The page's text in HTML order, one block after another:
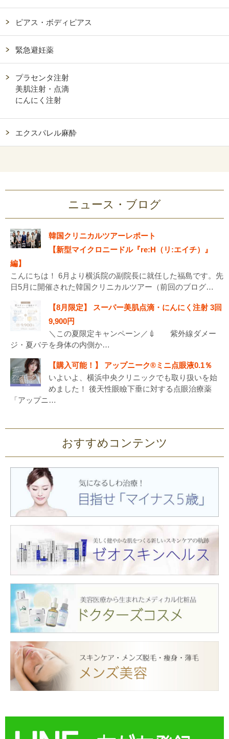
ピアス・ボディピアス
緊急避妊薬
プラセンタ注射
美肌注射・点滴
にんにく注射
エクスパレル麻酔
ニュース・ブログ
韓国クリニカルツアーレポート
【新型マイクロニードル『re:H（リ:エイチ）』
編】
こんにちは！ 6月より横浜院の副院長に就任した福島です。先
日5月に開催された韓国クリニカルツアー（前回のブログ…
【8月限定】 スーパー美肌点滴・にんにく注射 3回
9,900円
＼この夏限定キャンペーン／💉 紫外線ダメー
ジ・夏バテを身体の内側か…
【購入可能！】 アップニーク®ミニ点眼液0.1％
いよいよ、横浜中央クリニックでも取り扱いを始
めました！ 後天性眼瞼下垂に対する点眼治療薬
「アップニ…
こんにちは、横浜院主任カウンセラーの栁澤です。 韓国美容
の最前線、のぞいてきました👀 先日、福島…
【7月限定】 ✨肩ボトックス50単位 9,900円✨
【7月限定】 韓国アイドル級♡華奢みえ肩ライン
👗 肩ボトックス５０単位 9900…
おすすめコンテンツ